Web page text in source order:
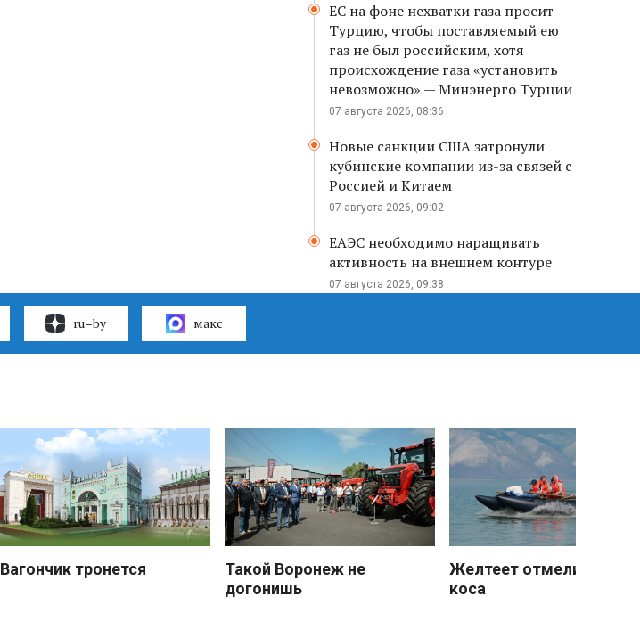
ЕС на фоне нехватки газа просит
Турцию, чтобы поставляемый ею
газ не был российским, хотя
происхождение газа «установить
невозможно» — Минэнерго Турции
07 августа 2026, 08:36
Новые санкции США затронули
кубинские компании из-за связей с
Россией и Китаем
07 августа 2026, 09:02
ЕАЭС необходимо наращивать
активность на внешнем контуре
07 августа 2026, 09:38
ru–by макс
Вагончик тронется
Такой Воронеж не
догонишь
Желтеет отмели
коса